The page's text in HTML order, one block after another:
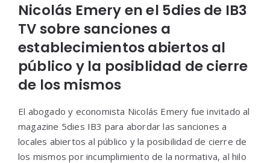
Nicolás Emery en el 5dies de IB3
TV sobre sanciones a
establecimientos abiertos al
público y la posiblidad de cierre
de los mismos
El abogado y economista Nicolás Emery fue invitado al
magazine 5dies IB3 para abordar las sanciones a
locales abiertos al público y la posibilidad de cierre de
los mismos por incumplimiento de la normativa, al hilo